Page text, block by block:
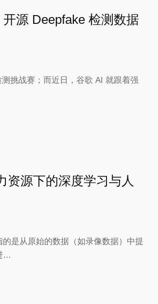
源 Deepfake 检测数据
挑战赛；而近日，谷歌 AI 就跟着强
源下的深度学习与人
是从原始的数据（如录像数据）中提
…